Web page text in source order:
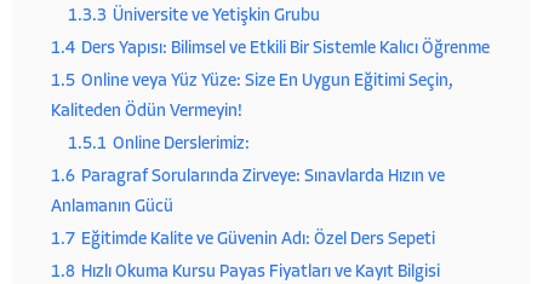
1.3.3 Üniversite ve Yetişkin Grubu
1.4 Ders Yapısı: Bilimsel ve Etkili Bir Sistemle Kalıcı Öğrenme
1.5 Online veya Yüz Yüze: Size En Uygun Eğitimi Seçin,
Kaliteden Ödün Vermeyin!
1.5.1 Online Derslerimiz:
1.6 Paragraf Sorularında Zirveye: Sınavlarda Hızın ve
Anlamanın Gücü
1.7 Eğitimde Kalite ve Güvenin Adı: Özel Ders Sepeti
1.8 Hızlı Okuma Kursu Payas Fiyatları ve Kayıt Bilgisi